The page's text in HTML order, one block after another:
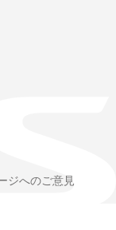
ジへのご意見